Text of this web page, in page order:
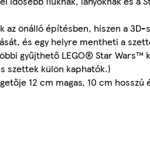
az önálló építésben, hiszen a
és egy helyre mentheti a
gyűjthető LEGO® Star Wars™
szettek külön kaphatók.)
12 cm magas, 10 cm hosszú